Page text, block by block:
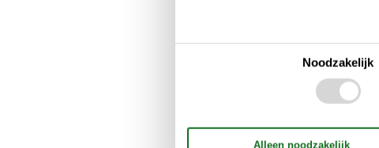
Zomerhuizen met
De zomerhuizen in en rond
ruimte en frisse lucht. De
Noodzakelijk